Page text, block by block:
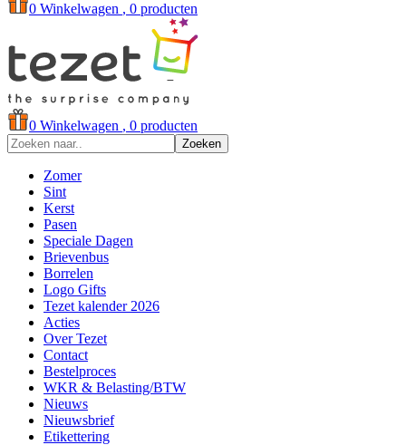
0 Winkelwagen , 0 producten
0 Winkelwagen , 0 producten
Zoeken
Zomer
Sint
Kerst
Pasen
Speciale Dagen
Brievenbus
Borrelen
Logo Gifts
Tezet kalender 2026
Acties
Over Tezet
Contact
Bestelproces
WKR & Belasting/BTW
Nieuws
Nieuwsbrief
Etikettering